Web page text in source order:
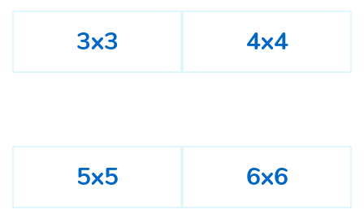
3x3 4x4
5x5 6x6